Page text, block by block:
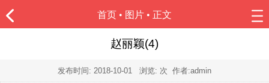
首页 • 图片 • 正文
赵丽颖(4)
发布时间: 2018-10-01 浏览: 次 作者:admin